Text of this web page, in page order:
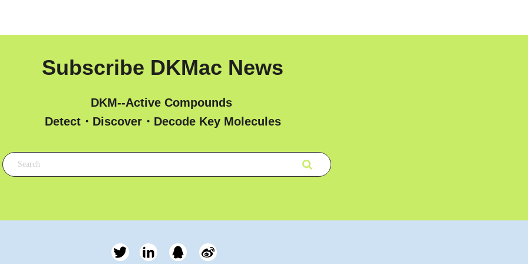
Subscribe DKMac News
DKM--Active Compounds
Detect・Discover・Decode Key Molecules